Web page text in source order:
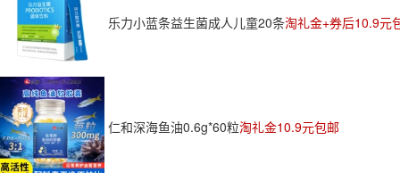
乐力小蓝条益生菌成人儿童20条淘礼金+券后10.9元
仁和深海鱼油0.6g*60粒淘礼金10.9元包邮